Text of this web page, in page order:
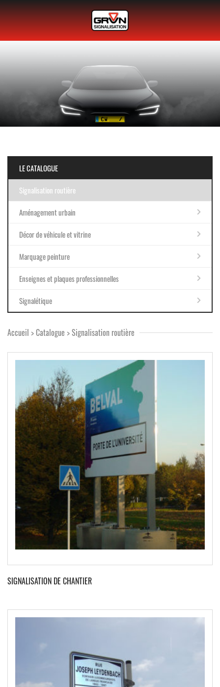
LE CATALOGUE
Signalisation routière
Aménagement urbain
Décor de véhicule et vitrine
Marquage peinture
Enseignes et plaques professionnelles
Signalétique
Accueil >Catalogue >Signalisation routière
SIGNALISATION DE CHANTIER